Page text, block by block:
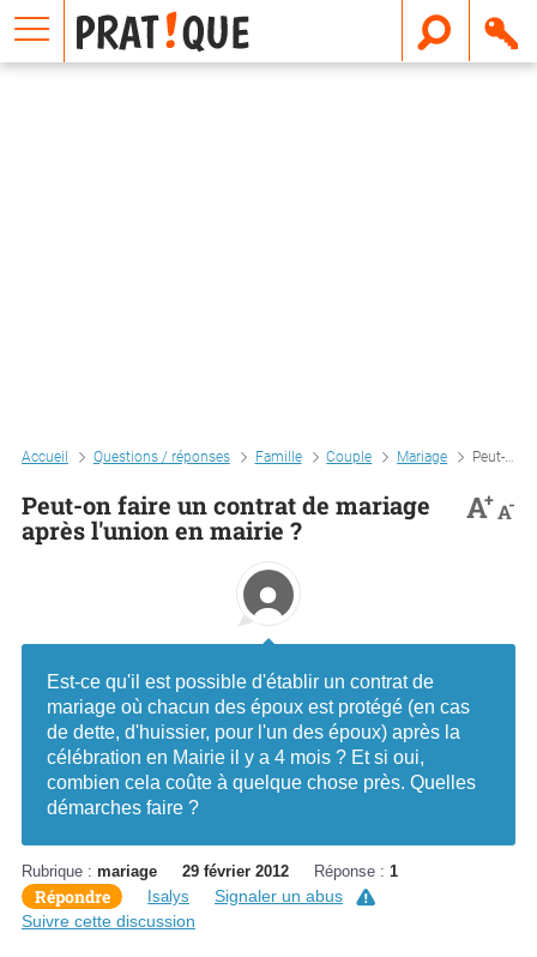
Accueil Questions / réponses Famille Couple Mariage Peut-on faire un contrat de mariage après l'union en mairie ?
Peut-on faire un contrat de mariage
après l'union en mairie ?
A+A-
Est-ce qu'il est possible d'établir un contrat de
mariage où chacun des époux est protégé (en cas
de dette, d'huissier, pour l'un des époux) après la
célébration en Mairie il y a 4 mois ? Et si oui,
combien cela coûte à quelque chose près. Quelles
démarches faire ?
Rubrique : mariage 29 février 2012 Réponse : 1
Répondre Isalys
Signaler un abus
Suivre cette discussion
E
m
a